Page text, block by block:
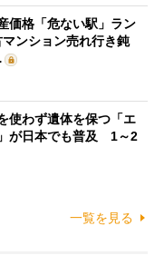
価格「危ない駅」ラン
ンション売れ行き鈍
使わず遺体を保つ「エ
が日本でも普及 1～2
一覧を見る